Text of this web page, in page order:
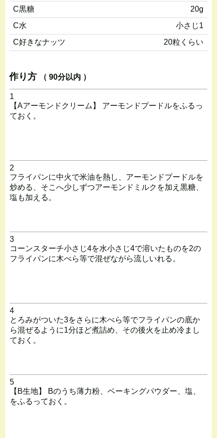
C黒糖
20g
C水
小さじ1
C好きなナッツ
20粒くらい
作り方 （ 90分以内 ）
1
【Aアーモンドクリーム】 アーモンドプードルをふるっ
ておく。
2
フライパンに中火で米油を熱し、アーモンドプードルを
炒める、そこへ少しずつアーモンドミルクを加え黒糖、
塩も加える。
3
コーンスターチ小さじ4を水小さじ4で溶いたものを2の
フライパンに木べら等で混ぜながら流しいれる。
4
とろみがついた3をさらに木べら等でフライパンの底か
ら混ぜるように1分ほど煮詰め、その後火を止め冷まし
ておく。
5
【B生地】 Bのうち薄力粉、ベーキングパウダー、塩、
をふるっておく。